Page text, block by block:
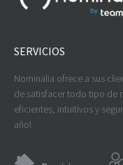
SERVICIOS
Nominalia ofrece a sus
de satisfacer todo tipo de
eficientes, intuitivos y
año!